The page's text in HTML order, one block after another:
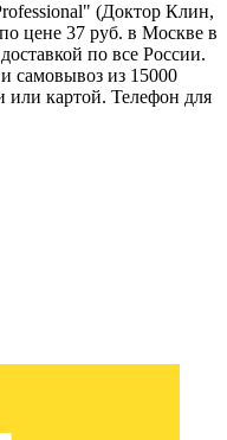
(Доктор Клин,
цене 37 руб. в Москве в
по все России.
самовывоз из 15000
картой. Телефон для